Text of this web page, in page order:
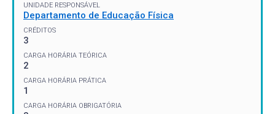
UNIDADE RESPONSÁVEL
Departamento de Educação Física
CRÉDITOS
3
CARGA HORÁRIA TEÓRICA
2
CARGA HORÁRIA PRÁTICA
1
CARGA HORÁRIA OBRIGATÓRIA